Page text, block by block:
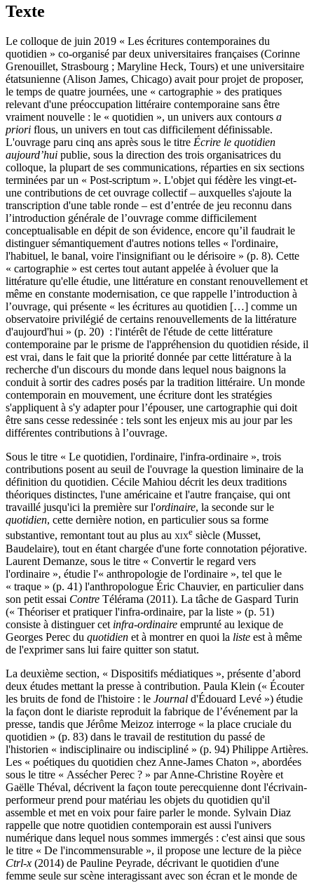
Texte
Le colloque de juin 2019 « Les écritures contemporaines du
quotidien » co-organisé par deux universitaires françaises (Corinne
Grenouillet, Strasbourg ; Maryline Heck, Tours) et une universitaire
étatsunienne (Alison James, Chicago) avait pour projet de proposer,
le temps de quatre journées, une « cartographie » des pratiques
relevant d'une préoccupation littéraire contemporaine sans être
vraiment nouvelle : le « quotidien », un univers aux contours a
priori flous, un univers en tout cas difficilement définissable.
L'ouvrage paru cinq ans après sous le titre Écrire le quotidien
aujourd’hui publie, sous la direction des trois organisatrices du
colloque, la plupart de ses communications, réparties en six sections
terminées par un « Post-scriptum ». L'objet qui fédère les vingt-et-
une contributions de cet ouvrage collectif – auxquelles s'ajoute la
transcription d'une table ronde – est d’entrée de jeu reconnu dans
l’introduction générale de l’ouvrage comme difficilement
conceptualisable en dépit de son évidence, encore qu’il faudrait le
distinguer sémantiquement d'autres notions telles « l'ordinaire,
l'habituel, le banal, voire l'insignifiant ou le dérisoire » (p. 8). Cette
« cartographie » est certes tout autant appelée à évoluer que la
littérature qu'elle étudie, une littérature en constant renouvellement et
même en constante modernisation, ce que rappelle l’introduction à
l’ouvrage, qui présente « les écritures au quotidien […] comme un
observatoire privilégié de certains renouvellements de la littérature
d'aujourd'hui » (p. 20) : l'intérêt de l'étude de cette littérature
contemporaine par le prisme de l'appréhension du quotidien réside, il
est vrai, dans le fait que la priorité donnée par cette littérature à la
recherche d'un discours du monde dans lequel nous baignons la
conduit à sortir des cadres posés par la tradition littéraire. Un monde
contemporain en mouvement, une écriture dont les stratégies
s'appliquent à s'y adapter pour l’épouser, une cartographie qui doit
être sans cesse redessinée : tels sont les enjeux mis au jour par les
différentes contributions à l’ouvrage.
Sous le titre « Le quotidien, l'ordinaire, l'infra-ordinaire », trois
contributions posent au seuil de l'ouvrage la question liminaire de la
définition du quotidien. Cécile Mahiou décrit les deux traditions
théoriques distinctes, l'une américaine et l'autre française, qui ont
travaillé jusqu'ici la première sur l'ordinaire, la seconde sur le
quotidien, cette dernière notion, en particulier sous sa forme
substantive, remontant tout au plus au xixe siècle (Musset,
Baudelaire), tout en étant chargée d'une forte connotation péjorative.
Laurent Demanze, sous le titre « Convertir le regard vers
l'ordinaire », étudie l'« anthropologie de l'ordinaire », tel que le
« traque » (p. 41) l'anthropologue Éric Chauvier, en particulier dans
son petit essai Contre Télérama (2011). La tâche de Gaspard Turin
(« Théoriser et pratiquer l'infra-ordinaire, par la liste » (p. 51)
consiste à distinguer cet infra-ordinaire emprunté au lexique de
Georges Perec du quotidien et à montrer en quoi la liste est à même
de l'exprimer sans lui faire quitter son statut.
La deuxième section, « Dispositifs médiatiques », présente d’abord
deux études mettant la presse à contribution. Paula Klein (« Écouter
les bruits de fond de l'histoire : le Journal d'Édouard Levé ») étudie
la façon dont le diariste reproduit la fabrique de l’événement par la
presse, tandis que Jérôme Meizoz interroge « la place cruciale du
quotidien » (p. 83) dans le travail de restitution du passé de
l'historien « indisciplinaire ou indiscipliné » (p. 94) Philippe Artières.
Les « poétiques du quotidien chez Anne-James Chaton », abordées
sous le titre « Assécher Perec ? » par Anne-Christine Royère et
Gaëlle Théval, décrivent la façon toute perecquienne dont l'écrivain-
performeur prend pour matériau les objets du quotidien qu'il
assemble et met en voix pour faire parler le monde. Sylvain Diaz
rappelle que notre quotidien contemporain est aussi l'univers
numérique dans lequel nous sommes immergés : c'est ainsi que sous
le titre « De l'incommensurable », il propose une lecture de la pièce
Ctrl-x (2014) de Pauline Peyrade, décrivant le quotidien d'une
femme seule sur scène interagissant avec son écran et le monde de